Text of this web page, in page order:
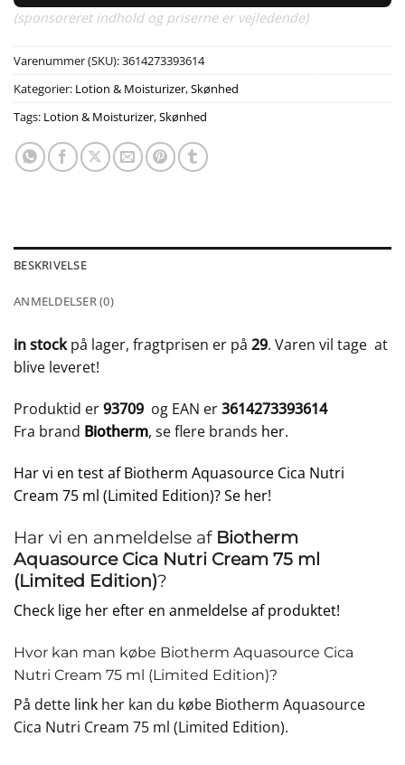
(sponsoreret indhold og priserne er vejledende)
Varenummer (SKU):3614273393614
Kategorier: Lotion & Moisturizer,Skønhed
Tags: Lotion & Moisturizer,Skønhed
BESKRIVELSE
ANMELDELSER (0)
in stockpå lager, fragtprisen er på 29. Varen vil tage at
blive leveret!
Produktid er93709 og EAN er3614273393614
Fra brand Biotherm, se flere brands her.
Har vi en test af Biotherm Aquasource Cica Nutri
Cream 75 ml (Limited Edition)? Se her!
Har vi en anmeldelse af Biotherm
Aquasource Cica Nutri Cream 75 ml
(Limited Edition)?
Check lige her efter en anmeldelse af produktet!
Hvor kan man købe Biotherm Aquasource Cica
Nutri Cream 75 ml (Limited Edition)?
På dette link her kan du købe Biotherm Aquasource
Cica Nutri Cream 75 ml (Limited Edition).